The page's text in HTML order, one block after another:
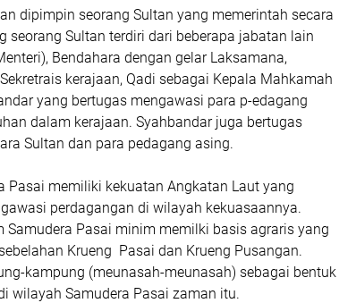
dipimpin seorang Sultan yang memerintah secara
seorang Sultan terdiri dari beberapa jabatan lain
Bendahara dengan gelar Laksamana,
kerajaan, Qadi sebagai Kepala Mahkamah
yang bertugas mengawasi para p-edagang
dalam kerajaan. Syahbandar juga bertugas
Sultan dan para pedagang asing.
Pasai memiliki kekuatan Angkatan Laut yang
perdagangan di wilayah kekuasaannya.
Samudera Pasai minim memilki basis agraris yang
Krueng Pasai dan Krueng Pusangan.
kampung (meunasah-meunasah) sebagai bentuk
wilayah Samudera Pasai zaman itu.